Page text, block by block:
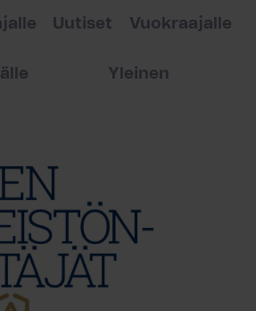
Uutiset Vuokraajalle
Yleinen